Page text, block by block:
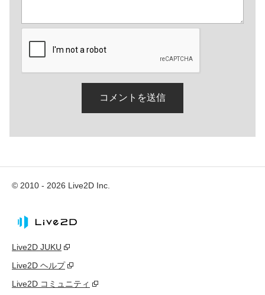
© 2010 - 2026 Live2D Inc.
Live2D JUKU
Live2D ヘルプ
Live2D コミュニティ